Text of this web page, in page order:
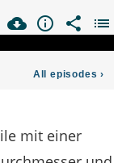
mit einer